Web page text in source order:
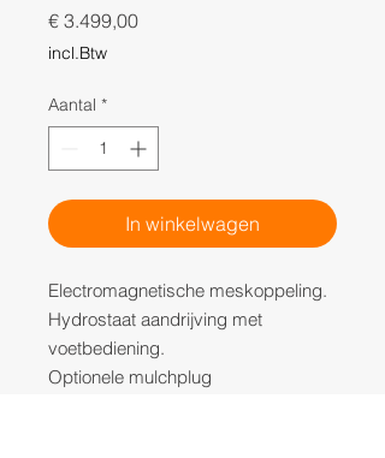
€ 3.499,00Prijs
incl.Btw
Aantal *
In winkelwagen
Electromagnetische meskoppeling.
Hydrostaat aandrijving met
voetbediening.
Optionele mulchplug